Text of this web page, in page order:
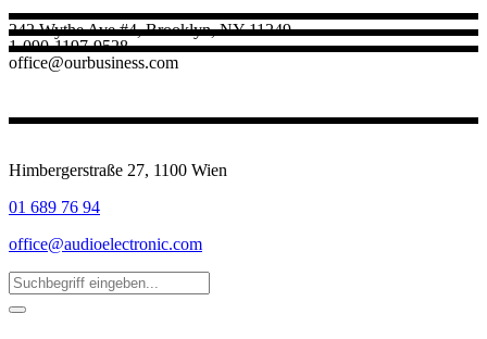
242 Wythe Ave #4, Brooklyn, NY 11249
1-090-1197-9528
office@ourbusiness.com
Himbergerstraße 27, 1100 Wien
01 689 76 94
office@audioelectronic.com